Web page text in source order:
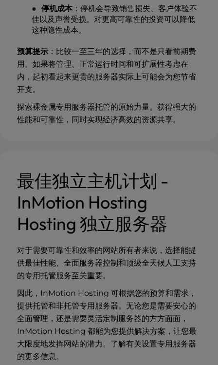
停机成本 ：停机会导致销售损失、客户体验不
佳以及声誉受损。对更高可靠性的投资可以降低
这种隐性成本。
预算提示 ：比较一至三年的选择，而不是只看前期费
用。如果将管理、正常运行时间和可扩展性考虑在
内，起初看起来更贵的服务器实际上可能会为您节省
开支。
探索裸金属专用服务器托管的原始力量。获得强大的
性能和可靠性，同时实现经济高效的资源共享。
最佳独立主机计划 -
InMotion Hosting
Hosting 独立服务器
对于需要可靠性和效率的网站所有者来说，选择能提
供最佳性能、全面服务器控制和顶级全天候人工支持
的专用托管服务至关重要。
因此，InMotion Hosting 可根据您的预算和需求，
提供托管和非托管专用服务器。无论您是需要安心的
全面管理，还是需要灵活定制服务器的方方面面，
InMotion Hosting 都能为您提供解决方案，让您最
大限度地发挥网站的潜力。了解有关设置专用服务器
的更多信息。